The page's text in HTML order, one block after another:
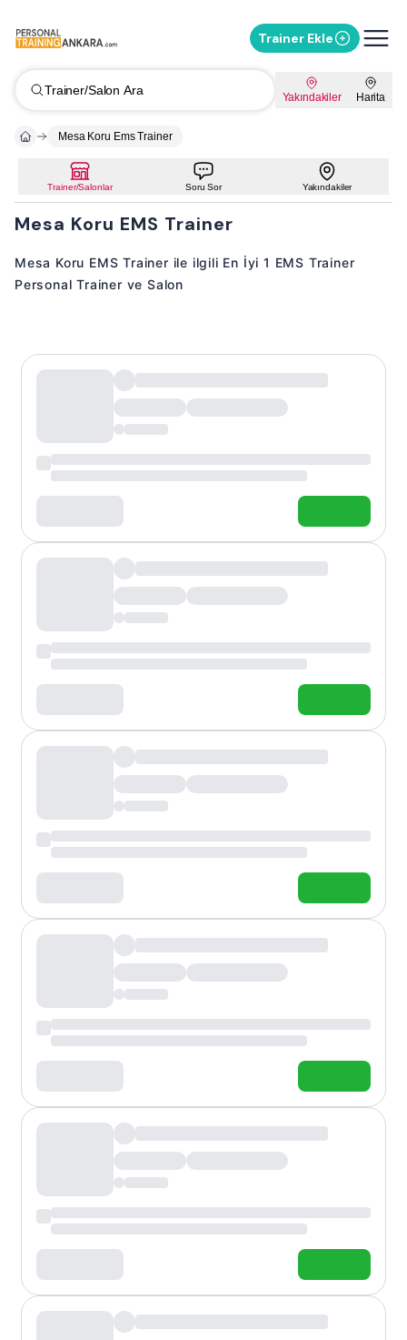
Trainer Ekle
Trainer/Salon Ara Yakındakiler Harita
Mesa Koru Ems Trainer
Trainer/Salonlar Soru Sor Yakındakiler
Mesa Koru EMS Trainer
Mesa Koru EMS Trainer ile ilgili En İyi 1 EMS Trainer
Personal Trainer ve Salon